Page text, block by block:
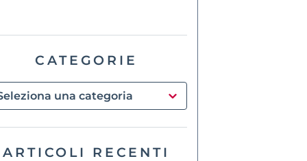
CATEGORIE
ARTICOLI RECENTI